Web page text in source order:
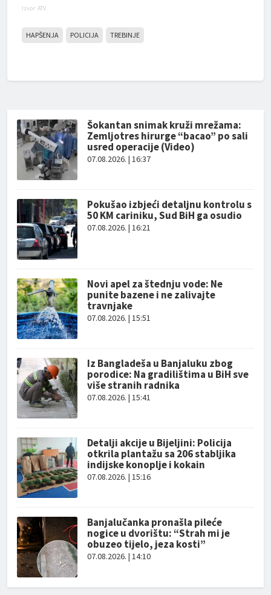
Izvor: ATV
HAPŠENJA POLICIJA TREBINJE
Šokantan snimak kruži mrežama:
Zemljotres hirurge “bacao” po sali
usred operacije (Video)
07.08.2026. | 16:37
Pokušao izbjeći detaljnu kontrolu s
50 KM cariniku, Sud BiH ga osudio
07.08.2026. | 16:21
Novi apel za štednju vode: Ne
punite bazene i ne zalivajte
travnjake
07.08.2026. | 15:51
Iz Bangladeša u Banjaluku zbog
porodice: Na gradilištima u BiH sve
više stranih radnika
07.08.2026. | 15:41
Detalji akcije u Bijeljini: Policija
otkrila plantažu sa 206 stabljika
indijske konoplje i kokain
07.08.2026. | 15:16
Banjalučanka pronašla pileće
nogice u dvorištu: “Strah mi je
obuzeo tijelo, jeza kosti”
07.08.2026. | 14:10